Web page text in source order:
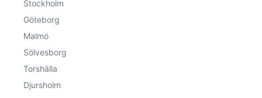
Stockholm
Göteborg
Malmö
Sölvesborg
Torshälla
Djursholm